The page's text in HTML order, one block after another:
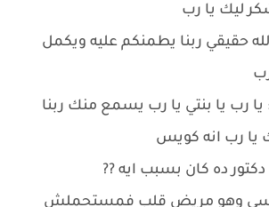
ليك يا رب
حقيقي ربنا يطمنكم عليه ويكمل
يا رب يا بنتي يا رب يسمع منك ربنا
يا رب انه كويس
ده كان بسبب ايه ??
وهو مريض قلب فمستحملش